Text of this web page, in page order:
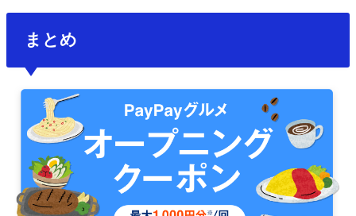
まとめ